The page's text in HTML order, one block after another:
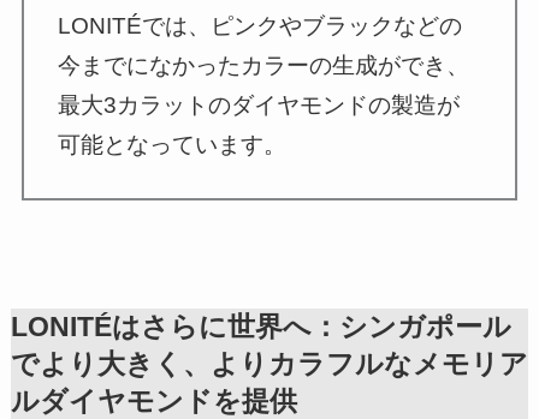
LONITÉでは、ピンクやブラックなどの
今までになかったカラーの生成ができ、
最大3カラットのダイヤモンドの製造が
可能となっています。
LONITÉはさらに世界へ：シンガポール
でより大きく、よりカラフルなメモリア
ルダイヤモンドを提供